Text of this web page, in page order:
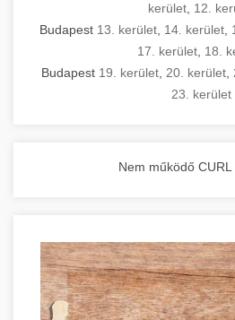
kerület 12.
Budapest 13. kerület 14. kerület
17. kerület 18.
Budapest 19. kerület 20. kerület
23. kerület
Nem működő CURL